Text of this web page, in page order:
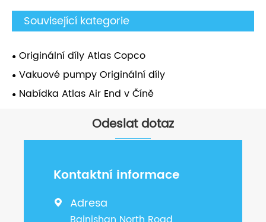
Související kategorie
Originální díly Atlas Copco
Vakuové pumpy Originální díly
Nabídka Atlas Air End v Číně
Odeslat dotaz
Kontaktní informace
 Adresa